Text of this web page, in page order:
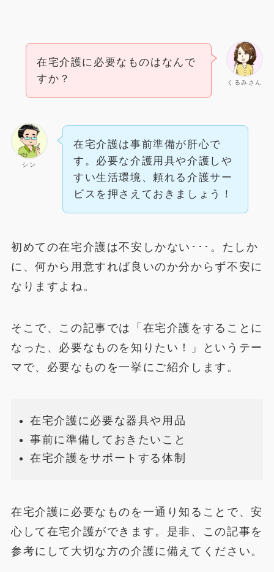
くるみさん
在宅介護に必要なものはなんで
すか？
シン
在宅介護は事前準備が肝心で
す。必要な介護用具や介護しや
すい生活環境、頼れる介護サー
ビスを押さえておきましょう！
初めての在宅介護は不安しかない･･･。たしか
に、何から用意すれば良いのか分からず不安に
なりますよね。
そこで、この記事では「在宅介護をすることに
なった、必要なものを知りたい！」というテー
マで、必要なものを一挙にご紹介します。
在宅介護に必要な器具や用品
事前に準備しておきたいこと
在宅介護をサポートする体制
在宅介護に必要なものを一通り知ることで、安
心して在宅介護ができます。是非、この記事を
参考にして大切な方の介護に備えてください。